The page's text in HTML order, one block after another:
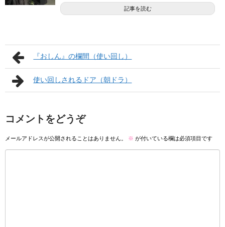
記事を読む
『おしん』の欄間（使い回し）
使い回しされるドア（朝ドラ）
コメントをどうぞ
メールアドレスが公開されることはありません。 ※ が付いている欄は必須項目です